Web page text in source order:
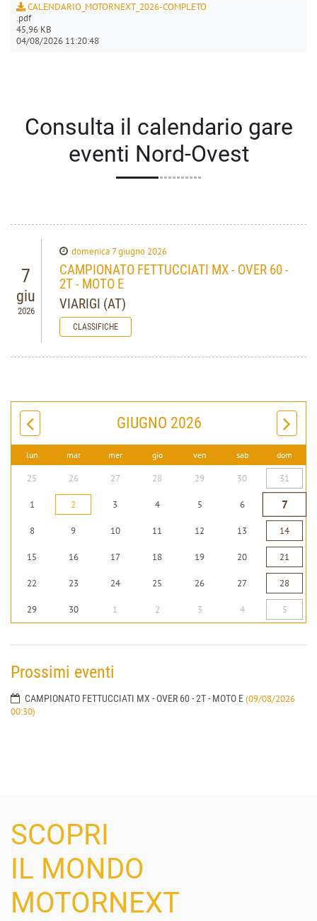
CALENDARIO_MOTORNEXT_2026-COMPLETO
.pdf
45,96 KB
04/08/2026 11:20:48
Consulta il calendario gare
eventi Nord-Ovest
7
giu
2026
domenica 7 giugno 2026
CAMPIONATO FETTUCCIATI MX - OVER 60 -
2T - MOTO E
VIARIGI (AT)
CLASSIFICHE
GIUGNO 2026
lun mar mer gio ven sab dom
25 26 27 28 29 30 31
1 2 3 4 5 6 7
8 9 10 11 12 13 14
15 16 17 18 19 20 21
22 23 24 25 26 27 28
29 30 1 2 3 4 5
Prossimi eventi
CAMPIONATO FETTUCCIATI MX - OVER 60 - 2T - MOTO E(09/08/2026
00:30)
SCOPRI
IL MONDO
MOTORNEXT